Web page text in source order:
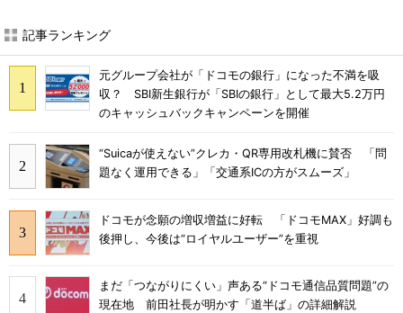
記事ランキング
元グループ会社が「ドコモの銀行」になった不満を吸
収？ SBI新生銀行が「SBIの銀行」として最大5.2万円
のキャッシュバックキャンペーンを開催
“Suicaが使えない”クレカ・QR専用改札機に賛否 「問
題なく運用できる」「交通系ICの方がスムーズ」
ドコモが念願の増収増益に好転 「ドコモMAX」好調も
後押し、今後は“ロイヤルユーザー”を重視
まだ「つながりにくい」声ある“ドコモ通信品質問題”の
現在地 前田社長が明かす「道半ば」の詳細解説